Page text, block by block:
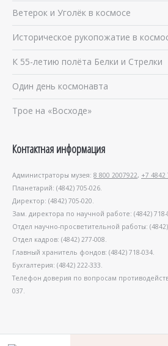
Ветерок и Уголёк в космосе
Историческое рукопожатие в
К 55-летию полёта Белки и Стрелки
Один день космонавта
Трое на «Восходе»
Контактная информация
Администраторы музея: 8 800 2007922, +7 4842
Планетарий: (4842) 705-026.
Директор: (4842) 705-020.
Зам. директора по научной работе: (4842) 718-
Отдел научно-просветительной работы: (4842)
Отдел кадров: (4842) 277-008.
Главный хранитель фондов: (4842) 718-034.
Бухгалтерия: (4842) 222-333.
Телефон доверия по вопросам
037.